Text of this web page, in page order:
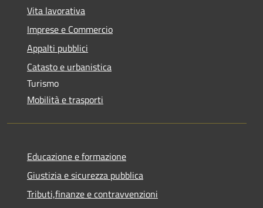
Vita lavorativa
Imprese e Commercio
Appalti pubblici
Catasto e urbanistica
Turismo
Mobilità e trasporti
Educazione e formazione
Giustizia e sicurezza pubblica
Tributi,finanze e contravvenzioni